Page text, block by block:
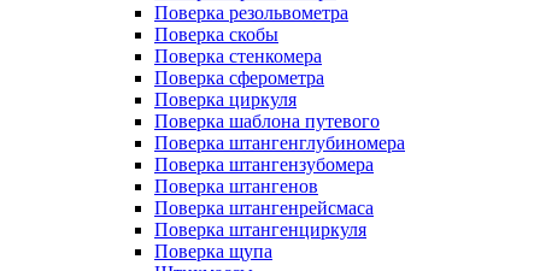
Поверка резольвометра
Поверка скобы
Поверка стенкомера
Поверка сферометра
Поверка циркуля
Поверка шаблона путевого
Поверка штангенглубиномера
Поверка штангензубомера
Поверка штангенов
Поверка штангенрейсмаса
Поверка штангенциркуля
Поверка щупа